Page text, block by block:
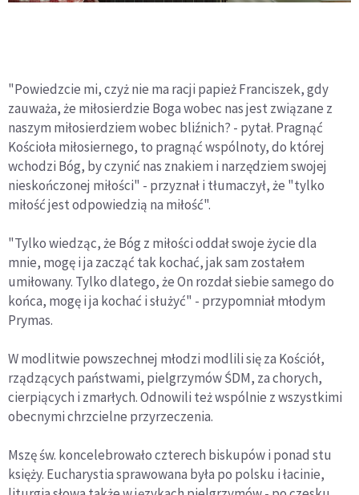
"Powiedzcie mi, czyż nie ma racji papież Franciszek, gdy
zauważa, że miłosierdzie Boga wobec nas jest związane z
naszym miłosierdziem wobec bliźnich? - pytał. Pragnąć
Kościoła miłosiernego, to pragnąć wspólnoty, do której
wchodzi Bóg, by czynić nas znakiem i narzędziem swojej
nieskończonej miłości" - przyznał i tłumaczył, że "tylko
miłość jest odpowiedzią na miłość".
"Tylko wiedząc, że Bóg z miłości oddał swoje życie dla
mnie, mogę i ja zacząć tak kochać, jak sam zostałem
umiłowany. Tylko dlatego, że On rozdał siebie samego do
końca, mogę i ja kochać i służyć" - przypomniał młodym
Prymas.
W modlitwie powszechnej młodzi modlili się za Kościół,
rządzących państwami, pielgrzymów ŚDM, za chorych,
cierpiących i zmarłych. Odnowili też wspólnie z wszystkimi
obecnymi chrzcielne przyrzeczenia.
Mszę św. koncelebrowało czterech biskupów i ponad stu
księży. Eucharystia sprawowana była po polsku i łacinie,